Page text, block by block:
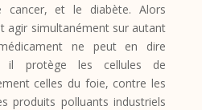
cancer, et le diabète. Alors
agir simultanément sur autant
ne peut en dire
il protège les cellules de
celles du foie, contre les
produits polluants industriels